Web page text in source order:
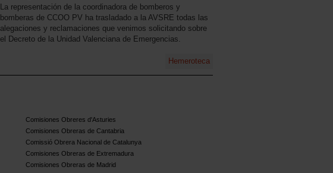
La representación de la coordinadora de bomberos y
bomberas de CCOO PV ha trasladado a la AVSRE todas las
alegaciones y reclamaciones que venimos solicitando sobre
el Decreto de la Unidad Valenciana de Emergencias.
Hemeroteca
Comisiones Obreres d'Asturies
Comisiones Obreras de Cantabria
Comissió Obrera Nacional de Catalunya
Comisiones Obreras de Extremadura
Comisiones Obreras de Madrid